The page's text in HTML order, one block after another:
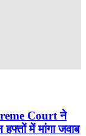
Court ने
में मांगा जवाब